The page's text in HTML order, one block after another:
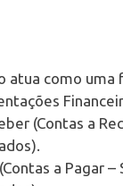
atua como
(Contas a
a Pagar